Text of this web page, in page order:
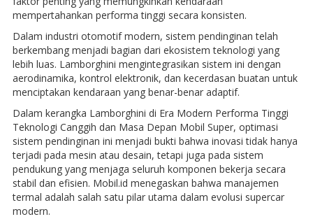
mempertahankan performa tinggi secara konsisten.
Dalam industri otomotif modern, sistem pendinginan telah
berkembang menjadi bagian dari ekosistem teknologi yang
lebih luas. Lamborghini mengintegrasikan sistem ini dengan
aerodinamika, kontrol elektronik, dan kecerdasan buatan untuk
menciptakan kendaraan yang benar-benar adaptif.
Dalam kerangka Lamborghini di Era Modern Performa Tinggi
Teknologi Canggih dan Masa Depan Mobil Super, optimasi
sistem pendinginan ini menjadi bukti bahwa inovasi tidak hanya
terjadi pada mesin atau desain, tetapi juga pada sistem
pendukung yang menjaga seluruh komponen bekerja secara
stabil dan efisien. Mobil.id menegaskan bahwa manajemen
termal adalah salah satu pilar utama dalam evolusi supercar
modern.